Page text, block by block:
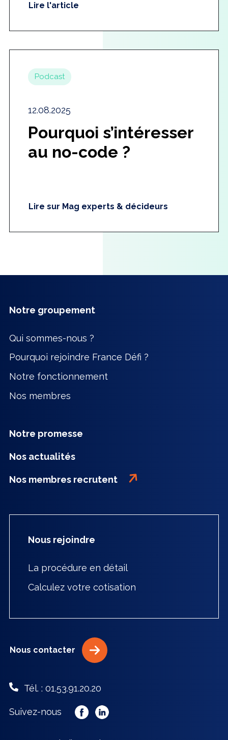
Lire l'article
Podcast
12.08.2025
Pourquoi s’intéresser
au no-code ?
Lire sur Mag experts & décideurs
Notre groupement
Qui sommes-nous ?
Pourquoi rejoindre France Défi ?
Notre fonctionnement
Nos membres
Notre promesse
Nos actualités
Nos membres recrutent
Nous rejoindre
La procédure en détail
Calculez votre cotisation
Nous contacter
Tél. : 01.53.91.20.20
Suivez-nous